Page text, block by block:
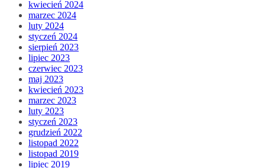
kwiecień 2024
marzec 2024
luty 2024
styczeń 2024
sierpień 2023
lipiec 2023
czerwiec 2023
maj 2023
kwiecień 2023
marzec 2023
luty 2023
styczeń 2023
grudzień 2022
listopad 2022
listopad 2019
lipiec 2019